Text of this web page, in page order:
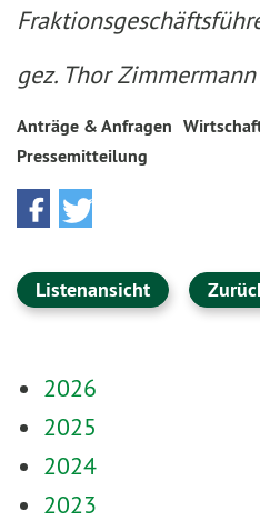
gez. Thor
Anträge & Anfragen
Pressemitteilung
Listenansicht
2026
2025
2024
2023